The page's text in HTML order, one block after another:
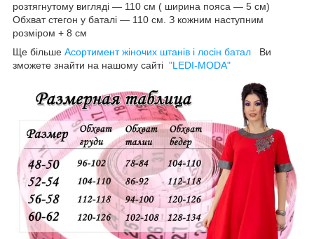
розтягнутому вигляді — 110 см ( ширина пояса — 5 см)
Обхват стегон у баталі — 110 см. З кожним наступним
розміром + 8 см
Ще більше Асортимент жіночих штанів і лосін батал
Ви
зможете знайти на нашому сайті "LEDI-MODA"